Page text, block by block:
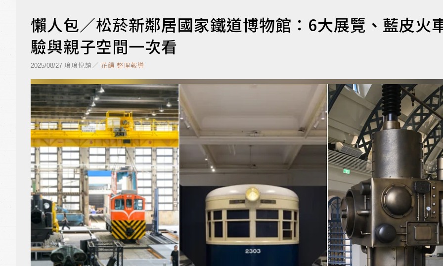
懶人包／松菸新鄰居國家鐵道博物館：6大展覽、藍皮火
驗與親子空間一次看
2025/08/27 琅琅悅讀／ 花編 整理報導